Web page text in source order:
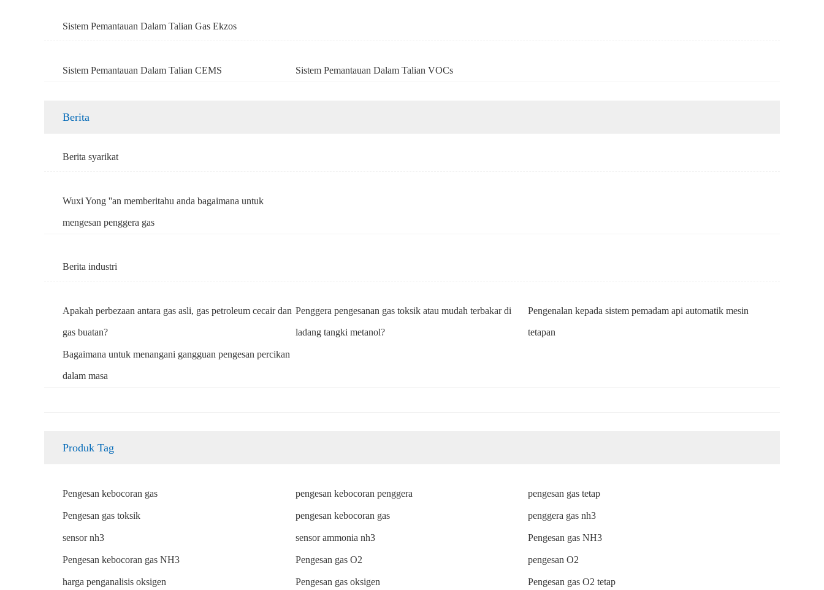
Sistem Pemantauan Dalam Talian Gas Ekzos
Sistem Pemantauan Dalam Talian CEMS Sistem Pemantauan Dalam Talian VOCs
Berita
Berita syarikat
Wuxi Yong ''an memberitahu anda bagaimana untuk
mengesan penggera gas
Berita industri
Apakah perbezaan antara gas asli, gas petroleum cecair dan
gas buatan?
Penggera pengesanan gas toksik atau mudah terbakar di
ladang tangki metanol?
Pengenalan kepada sistem pemadam api automatik mesin
tetapan
Bagaimana untuk menangani gangguan pengesan percikan
dalam masa
Produk Tag
Pengesan kebocoran gas pengesan kebocoran penggera pengesan gas tetap
Pengesan gas toksik pengesan kebocoran gas penggera gas nh3
sensor nh3 sensor ammonia nh3 Pengesan gas NH3
Pengesan kebocoran gas NH3 Pengesan gas O2 pengesan O2
harga penganalisis oksigen Pengesan gas oksigen Pengesan gas O2 tetap